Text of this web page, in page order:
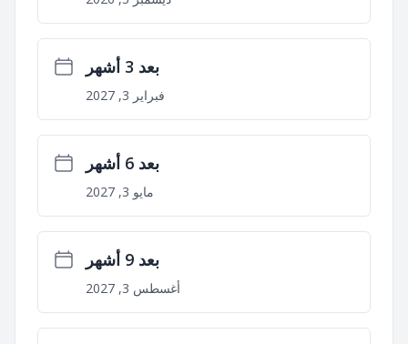
بعد 3 أشهر
فبراير 3, 2027
بعد 6 أشهر
مايو 3, 2027
بعد 9 أشهر
أغسطس 3, 2027